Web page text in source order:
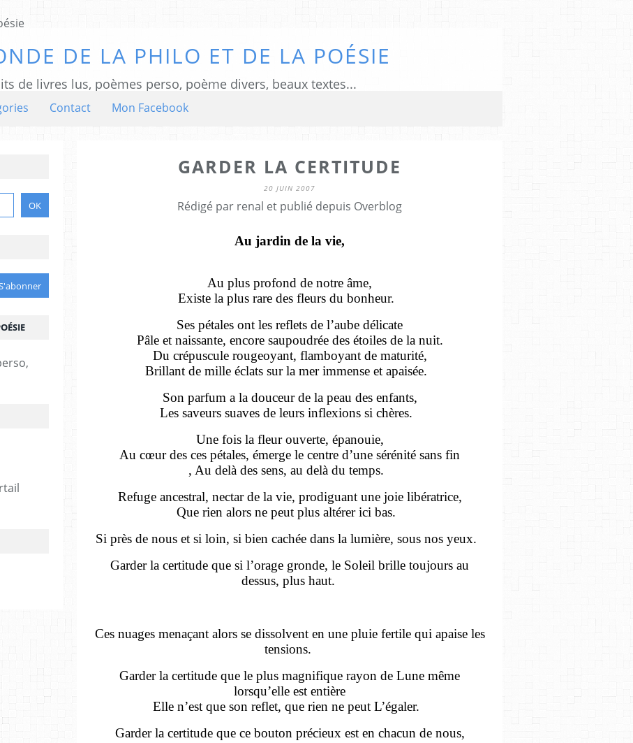
DE LA PHILO ET DE LA POÉSIE
de livres lus, poèmes perso, poème divers, beaux textes...
Contact Mon Facebook
GARDER LA CERTITUDE
20 JUIN 2007
Rédigé par renal et publié depuis Overblog
Au jardin de la vie,
Au plus profond de notre âme,
Existe la plus rare des fleurs du bonheur.
Ses pétales ont les reflets de l’aube délicate
Pâle et naissante, encore saupoudrée des étoiles de la nuit.
Du crépuscule rougeoyant, flamboyant de maturité,
Brillant de mille éclats sur la mer immense et apaisée.
Son parfum a la douceur de la peau des enfants,
Les saveurs suaves de leurs inflexions si chères.
Une fois la fleur ouverte, épanouie,
Au cœur des ces pétales, émerge le centre d’une sérénité sans fin
, Au delà des sens, au delà du temps.
Refuge ancestral, nectar de la vie, prodiguant une joie libératrice,
Que rien alors ne peut plus altérer ici bas.
Si près de nous et si loin, si bien cachée dans la lumière, sous nos yeux.
Garder la certitude que si l’orage gronde, le Soleil brille toujours au
dessus, plus haut.
Ces nuages menaçant alors se dissolvent en une pluie fertile qui apaise les
tensions.
Garder la certitude que le plus magnifique rayon de Lune même
lorsqu’elle est entière
Elle n’est que son reflet, que rien ne peut L’égaler.
Garder la certitude que ce bouton précieux est en chacun de nous,